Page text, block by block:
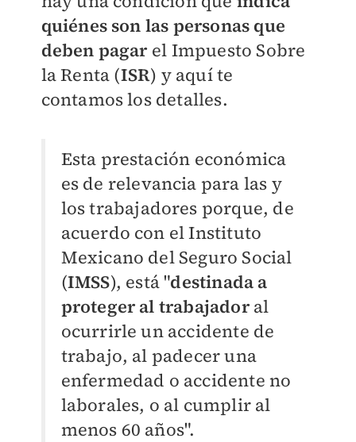
quiénes son las personas que
deben pagarel Impuesto Sobre
la Renta (ISR) y aquí te
contamos los detalles.
Esta prestación económica
es de relevancia para las y
los trabajadores porque, de
acuerdo con el Instituto
Mexicano del Seguro Social
(IMSS), está "destinada a
proteger al trabajadoral
ocurrirle un accidente de
trabajo, al padecer una
enfermedad o accidente no
laborales, o al cumplir al
menos 60 años".